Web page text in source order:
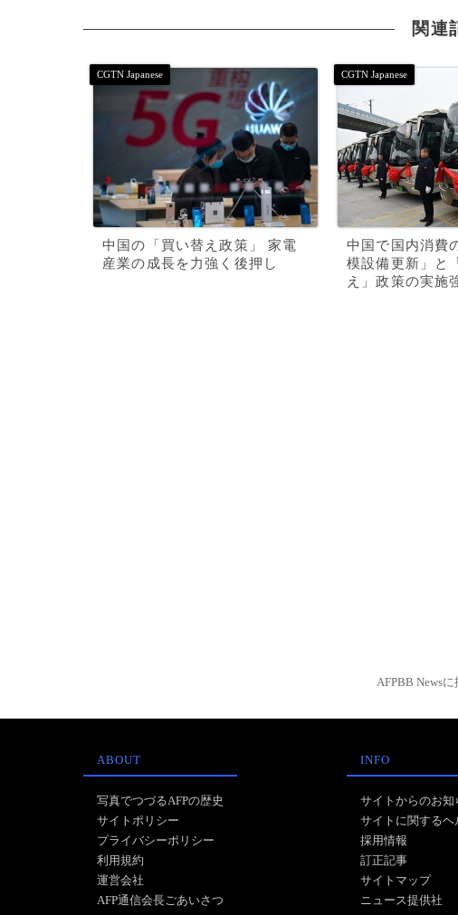
関連
中国の「買い替え政策」 家電
産業の成長を力強く後押し
中国で国内消費
模設備更新」と
え」政策の実施
AFPBB News
ABOUT
写真でつづるAFPの歴史
サイトポリシー
プライバシーポリシー
利用規約
運営会社
AFP通信会長ごあいさつ
INFO
サイトからのお知
サイトに関するヘ
採用情報
訂正記事
サイトマップ
ニュース提供社